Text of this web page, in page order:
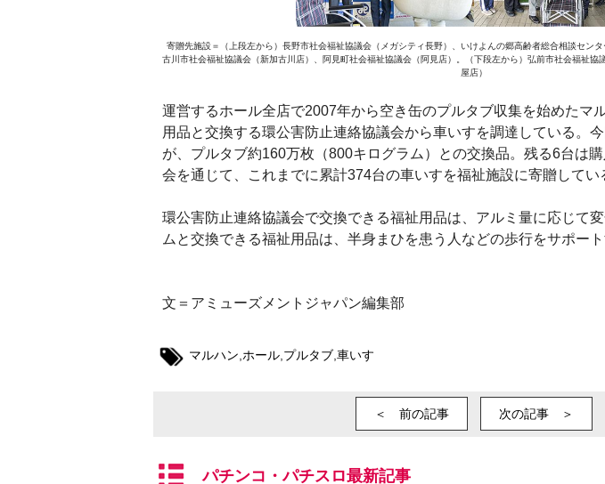
寄贈先施設＝（上段左から）長野市社会福祉協議会（メガシティ長野）、いけよんの郷高齢者総合相談セン
古川市社会福祉協議会（新加古川店）、阿見町社会福祉協議会（阿見店）。（下段左から）弘前市社会福祉協
屋店）
運営するホール全店で2007年から空き缶のプルタブ収集を始めたマ
用品と交換する環公害防止連絡協議会から車いすを調達している。
が、プルタブ約160万枚（800キログラム）との交換品。残る6台は
会を通じて、これまでに累計374台の車いすを福祉施設に寄贈してい
環公害防止連絡協議会で交換できる福祉用品は、アルミ量に応じて
ムと交換できる福祉用品は、半身まひを患う人などの歩行をサポー
文＝アミューズメントジャパン編集部
マルハン ホール プルタブ 車いす
＜ 前の記事 次の記事 ＞
パチンコ・パチスロ最新記事